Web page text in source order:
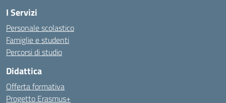
I Servizi
Personale scolastico
Famiglie e studenti
Percorsi di studio
Didattica
Offerta formativa
Progetto Erasmus+